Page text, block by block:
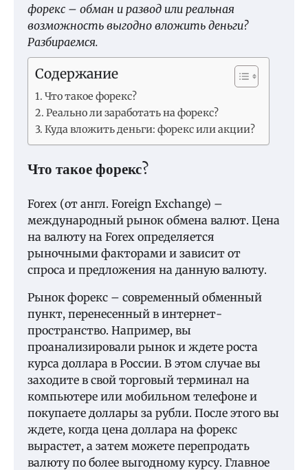
форекс – обман и развод или реальная
возможность выгодно вложить деньги?
Разбираемся.
Содержание
Что такое форекс?
Реально ли заработать на форекс?
Куда вложить деньги: форекс или акции?
Что такое форекс?
Forex (от англ. Foreign Exchange) –
международный рынок обмена валют. Цена
на валюту на Forex определяется
рыночными факторами и зависит от
спроса и предложения на данную валюту.
Рынок форекс – современный обменный
пункт, перенесенный в интернет-
пространство. Например, вы
проанализировали рынок и ждете роста
курса доллара в России. В этом случае вы
заходите в свой торговый терминал на
компьютере или мобильном телефоне и
покупаете доллары за рубли. После этого вы
ждете, когда цена доллара на форекс
вырастет, а затем можете перепродать
валюту по более выгодному курсу. Главное